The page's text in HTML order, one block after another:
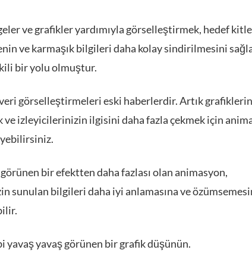
ve grafikler yardımıyla görselleştirmek, hedef
ve karmaşık bilgileri daha kolay sindirilmesini
bir yolu olmuştur.
görselleştirmeleri eski haberlerdir. Artık
ve izleyicilerinizin ilgisini daha fazla çekmek için
görünen bir efektten daha fazlası olan animasyon,
sunulan bilgileri daha iyi anlamasına ve
yavaş yavaş görünen bir grafik düşünün.